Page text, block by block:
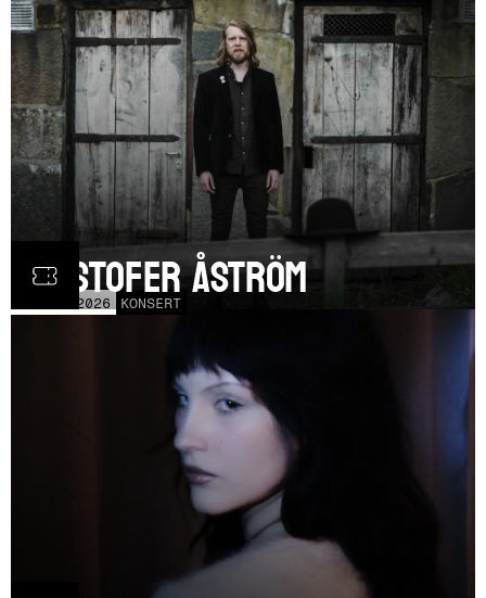
2026 KONSERT
Kristofer Åström